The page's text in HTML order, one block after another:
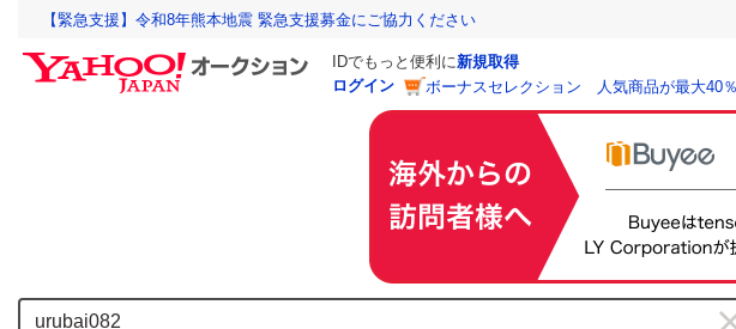
【緊急支援】令和8年熊本地震 緊急支援募金にご協力ください
IDでもっと便利に新規取得
ログイン
ボーナスセレクション 人気商品が最大40％